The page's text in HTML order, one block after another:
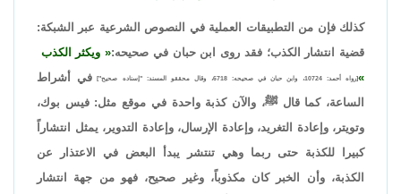
كذلك فإن من التطبيقات العملية في النصوص الشرعية عبر الشبكة:
قضية انتشار الكذب؛ فقد روى ابن حبان في صحيحه:
ويكثر الكذب
[رواه أحمد: 10724، وابن حبان في صحيحه: 6718، وقال محققو المسند: "إسناده صحيح"]
في أشراط
الساعة، كما قال ﷺ، والآن كذبة واحدة في موقع مثل: فيس بوك،
وتويتر، وإعادة التغريد، وإعادة الإرسال، وإعادة التدوير، يمثل انتشاراً
كبيرا للكذبة حتى ربما وهي تنتشر يبدأ البعض في الاعتذار عن
الكذبة، وأن الخبر كان مكذوباً، وغير صحيح، فهو من جهة انتشار